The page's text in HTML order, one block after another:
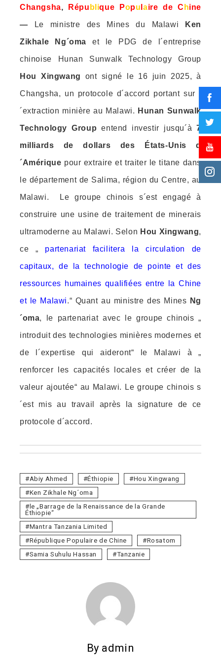
Changsha, Répu blique Popu aire de C hine
— Le ministre des Mines du Malawi Ken
Zikhale Ng´oma et le PDG de l´entreprise
chinoise Hunan Sunwalk Technology Group
Hou Xingwang ont signé le 16 juin 2025, à
Changsha, un protocole d´accord portant sur l
´extraction minière au Malawi. Hunan Sunwalk
Technology Group entend investir jusqu´à7
milliards de dollars des États-Unis d
´Amérique pour extraire et traiter le titane dans
le département de Salima, région du Centre, au
Malawi. Le groupe chinois s´est engagé à
construire une usine de traitement de minerais
ultramoderne au Malawi. Selon Hou Xingwang,
ce „ partenariat facilitera la circulation de
capitaux, de la technologie de pointe et des
ressources humaines qualifiées entre la Chine
et le Malawi.“ Quant au ministre des Mines Ng
´oma, le partenariat avec le groupe chinois „
introduit des technologies minières modernes et
de l´expertise qui aideront“ le Malawi à „
renforcer les capacités locales et créer de la
valeur ajoutée“ au Malawi. Le groupe chinois s
´est mis au travail après la signature de ce
protocole d´accord.
Abiy Ahmed Éthiopie
Hou Xingwang
Ken Zikhale Ng´oma
le „Barrage de la Renaissance de la Grande
Éthiopie“
Mantra Tanzania Limited
République Populaire de Chine
Rosatom
Samia Suhulu Hassan
Tanzanie
By admin